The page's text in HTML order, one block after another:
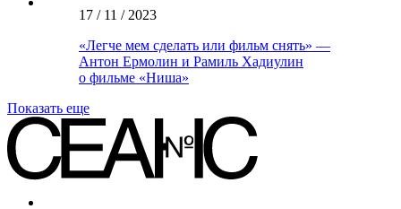
17 / 11 / 2023
«Легче мем сделать или фильм снять» —
Антон Ермолин и Рамиль Хадиулин
о фильме «Ниша»
Показать еще